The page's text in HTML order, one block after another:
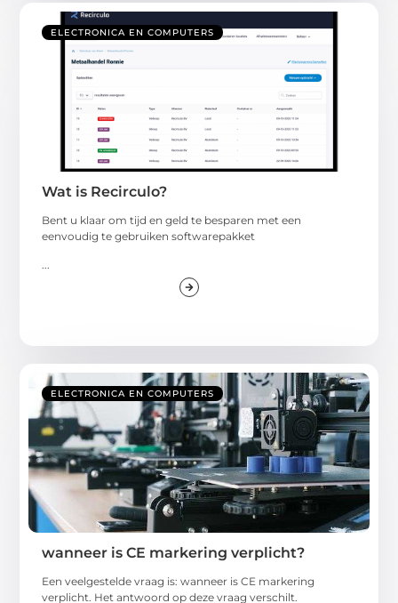
ELECTRONICA EN COMPUTERS
Wat is Recirculo?
Bent u klaar om tijd en geld te besparen met een
eenvoudig te gebruiken softwarepakket
...
ELECTRONICA EN COMPUTERS
wanneer is CE markering verplicht?
Een veelgestelde vraag is: wanneer is CE markering
verplicht. Het antwoord op deze vraag verschilt.